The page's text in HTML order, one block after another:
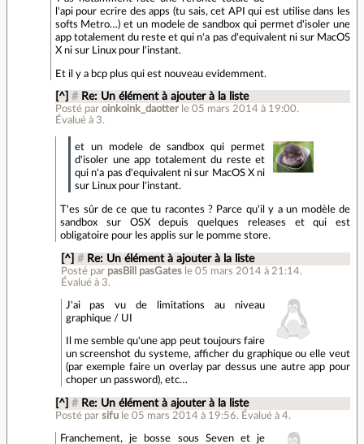
l'api pour ecrire des apps (tu sais, cet API qui est utilise dans les
softs Metro…) et un modele de sandbox qui permet d'isoler une
app totalement du reste et qui n'a pas d'equivalent ni sur MacOS
X ni sur Linux pour l'instant.
Et il y a bcp plus qui est nouveau evidemment.
[^] # Re: Un élément à ajouter à la liste
Posté paroinkoink_daotter le 05 mars 2014 à 19:00.
Évalué à 3.
et un modele de sandbox qui permet
d'isoler une app totalement du reste et
qui n'a pas d'equivalent ni sur MacOS X ni
sur Linux pour l'instant.
T'es sûr de ce que tu racontes ? Parce qu'il y a un modèle de
sandbox sur OSX depuis quelques releases et qui est
obligatoire pour les applis sur le pomme store.
[^] # Re: Un élément à ajouter à la liste
Posté par pasBill pasGates le 05 mars 2014 à 21:14.
Évalué à 3.
J'ai pas vu de limitations au niveau
graphique / UI
Il me semble qu'une app peut toujours faire
un screenshot du systeme, afficher du graphique ou elle veut
(par exemple faire un overlay par dessus une autre app pour
choper un password), etc…
[^] # Re: Un élément à ajouter à la liste
Posté parsifu le 05 mars 2014 à 19:56. Évalué à4.
Franchement, je bosse sous Seven et je